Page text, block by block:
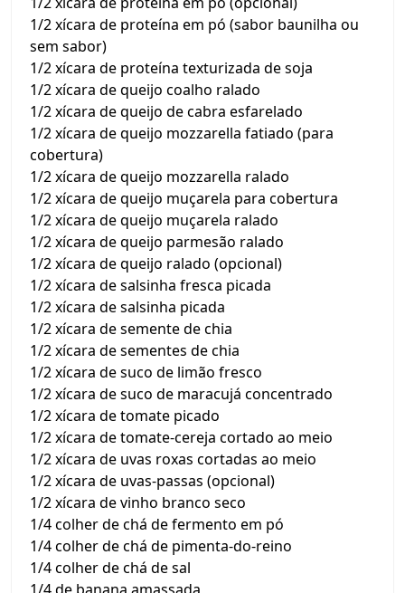
1/2 xícara de proteína em pó (sabor baunilha ou
sem sabor)
1/2 xícara de proteína texturizada de soja
1/2 xícara de queijo coalho ralado
1/2 xícara de queijo de cabra esfarelado
1/2 xícara de queijo mozzarella fatiado (para
cobertura)
1/2 xícara de queijo mozzarella ralado
1/2 xícara de queijo muçarela para cobertura
1/2 xícara de queijo muçarela ralado
1/2 xícara de queijo parmesão ralado
1/2 xícara de queijo ralado (opcional)
1/2 xícara de salsinha fresca picada
1/2 xícara de salsinha picada
1/2 xícara de semente de chia
1/2 xícara de sementes de chia
1/2 xícara de suco de limão fresco
1/2 xícara de suco de maracujá concentrado
1/2 xícara de tomate picado
1/2 xícara de tomate-cereja cortado ao meio
1/2 xícara de uvas roxas cortadas ao meio
1/2 xícara de uvas-passas (opcional)
1/2 xícara de vinho branco seco
1/4 colher de chá de fermento em pó
1/4 colher de chá de pimenta-do-reino
1/4 colher de chá de sal